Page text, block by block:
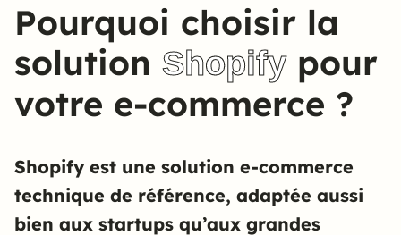
Pourquoi choisir la
solution Shopifypour
votre e-commerce ?
Shopify est une solution e-commerce
technique de référence, adaptée aussi
bien aux startups qu’aux grandes